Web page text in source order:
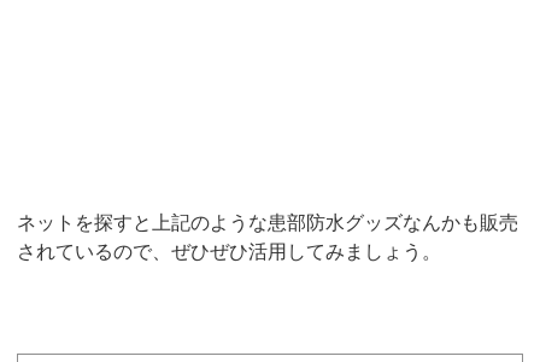
ネットを探すと上記のような患部防水グッズなんかも販売
されているので、ぜひぜひ活用してみましょう。